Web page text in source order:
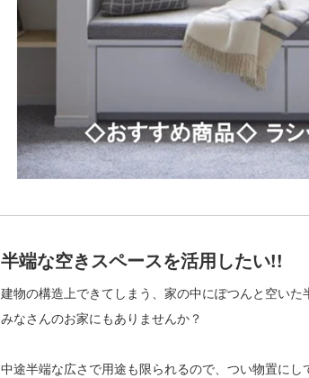
半端な空きスペースを活用したい!!
建物の構造上できてしまう、家の中にぽつんと空いた
みなさんのお家にもありませんか？
中途半端な広さで用途も限られるので、つい物置にし